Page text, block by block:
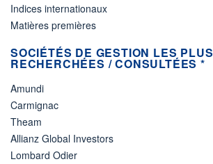
Indices internationaux
Matières premières
SOCIÉTÉS DE GESTION LES PLUS
RECHERCHÉES / CONSULTÉES *
Amundi
Carmignac
Theam
Allianz Global Investors
Lombard Odier